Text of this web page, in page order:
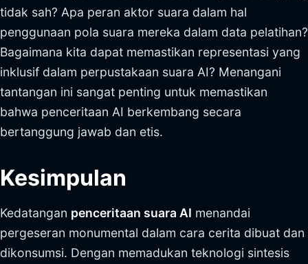
tidak sah? Apa peran aktor suara dalam hal
penggunaan pola suara mereka dalam data pelatihan?
Bagaimana kita dapat memastikan representasi yang
inklusif dalam perpustakaan suara AI? Menangani
tantangan ini sangat penting untuk memastikan
bahwa penceritaan AI berkembang secara
bertanggung jawab dan etis.
Kesimpulan
Kedatangan penceritaan suara AI menandai
pergeseran monumental dalam cara cerita dibuat dan
dikonsumsi. Dengan memadukan teknologi sintesis